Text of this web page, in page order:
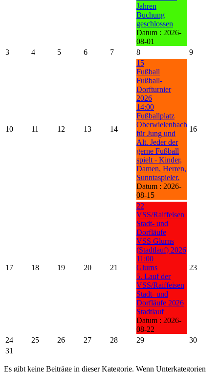
Jahren
Buchung
geschlossen
Datum : 2026-
08-01
3
4 5 6 7 8 9
10 11 12 13 14
15
Fußball
Fußball-
Dorfturnier
2026
14:00
Fußballplatz
Oberwielenbach
für Jung und
Alt. Jeder der
gerne Fußball
spielt - Kinder,
Damen, Herren,
Sunntaspieler.
Datum : 2026-
08-15
16
17 18 19 20 21
22
VSS/Raiffeisen
Stadt- und
Dorfläufe
VSS Glurns
(Stadtlauf) 2026
11:00
Glurns
5. Lauf der
VSS/Raiffeisen
Stadt- und
Dorfläufe 2026
Stadtlauf
Datum : 2026-
08-22
23
24 25 26 27 28 29
30
31
Es gibt keine Beiträge in dieser Kategorie. Wenn Unterkategorien